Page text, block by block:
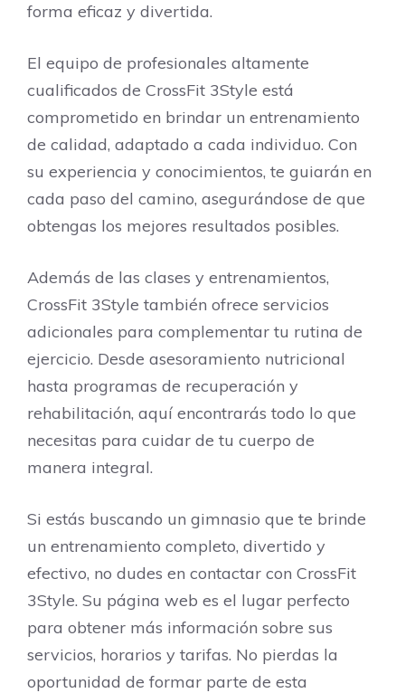
forma eficaz y divertida.
El equipo de profesionales altamente
cualificados de CrossFit 3Style está
comprometido en brindar un entrenamiento
de calidad, adaptado a cada individuo. Con
su experiencia y conocimientos, te guiarán en
cada paso del camino, asegurándose de que
obtengas los mejores resultados posibles.
Además de las clases y entrenamientos,
CrossFit 3Style también ofrece servicios
adicionales para complementar tu rutina de
ejercicio. Desde asesoramiento nutricional
hasta programas de recuperación y
rehabilitación, aquí encontrarás todo lo que
necesitas para cuidar de tu cuerpo de
manera integral.
Si estás buscando un gimnasio que te brinde
un entrenamiento completo, divertido y
efectivo, no dudes en contactar con CrossFit
3Style. Su página web es el lugar perfecto
para obtener más información sobre sus
servicios, horarios y tarifas. No pierdas la
oportunidad de formar parte de esta